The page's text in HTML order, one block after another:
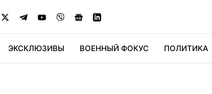
ЭКСКЛЮЗИВЫ ВОЕННЫЙ ФОКУС ПОЛИТИКА